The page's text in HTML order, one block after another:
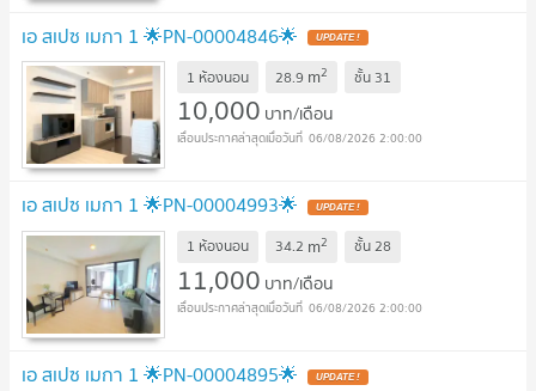
เอ สเปซ เมกา 1 🌟PN-00004846🌟
1 ห้องนอน 28.9 m2 ชั้น 31
10,000 บาท/เดือน
06/08/2026 2:00:00
เอ สเปซ เมกา 1 🌟PN-00004993🌟
1 ห้องนอน 34.2 m2 ชั้น28
11,000 บาท/เดือน
06/08/2026 2:00:00
เอ สเปซ เมกา 1 🌟PN-00004895🌟